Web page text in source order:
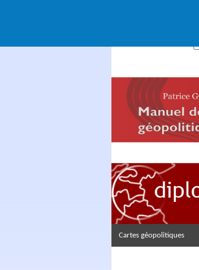
Cartes géopolitiques